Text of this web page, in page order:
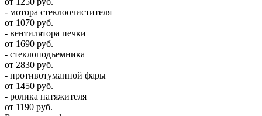
- мотора стеклоочистителя
от 1070 руб.
- вентилятора печки
от 1690 руб.
- стеклоподъемника
от 2830 руб.
- противотуманной фары
от 1450 руб.
- ролика натяжителя
от 1190 руб.